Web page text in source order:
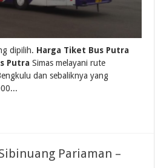
dipilih. Harga Tiket Bus Putra
Putra Simas melayani rute
dan sebaliknya yang
Pariaman –